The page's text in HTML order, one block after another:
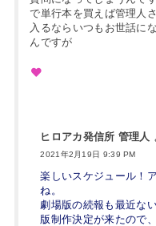
で単行本を買えば管理人
入るならいつもお世話に
んですが
ヒロアカ発信所 管理人
2021年2月19日 9:39 PM
楽しいスケジュール！
ね。
劇場版の続報も最近な
版制作決定が来たので